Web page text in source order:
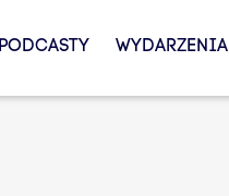
PODCASTY WYDARZENIA